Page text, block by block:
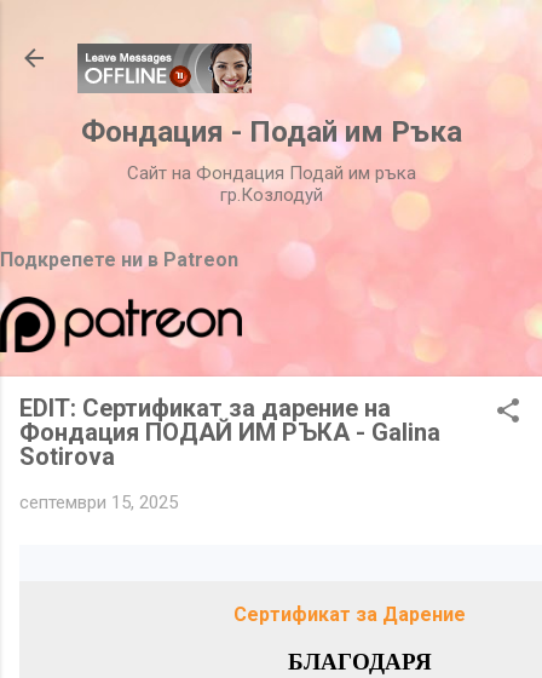
Пропускане към основното съдържание
Фондация - Подай им Ръка
Сайт на Фондация Подай им ръка
гр.Козлодуй
Подкрепете ни в Patreon
EDIT: Сертификат за дарение на
Фондация ПОДАЙ ИМ РЪКА - Galina
Sotirova
септември 15, 2025
Сертификат за Дарение
БЛАГОДАРЯ